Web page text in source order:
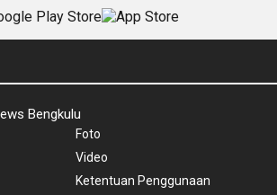
Bengkulu
Foto
Video
Ketentuan Penggunaan